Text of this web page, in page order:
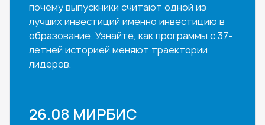
почему выпускники считают одной из
лучших инвестиций именно инвестицию в
образование. Узнайте, как программы с 37-
летней историей меняют траектории
лидеров.
26.08 МИРБИС